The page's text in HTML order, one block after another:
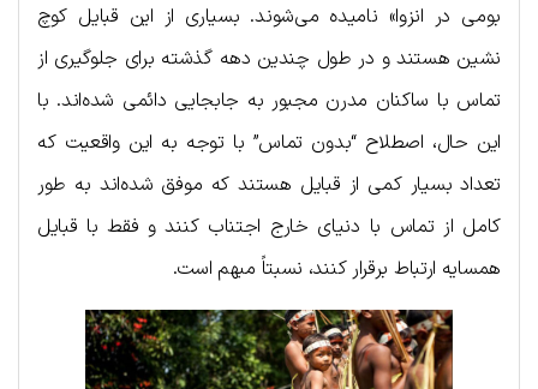
بومی در انزوا» نامیده می‌شوند. بسیاری از این قبایل کوچ
نشین هستند و در طول چندین دهه گذشته برای جلوگیری از
تماس با ساکنان مدرن مجبور به جابجایی دائمی شده‌اند. با
این حال، اصطلاح “بدون تماس” با توجه به این واقعیت که
تعداد بسیار کمی از قبایل هستند که موفق شده‌اند به طور
کامل از تماس با دنیای خارج اجتناب کنند و فقط با قبایل
همسایه ارتباط برقرار کنند، نسبتاً مبهم است.